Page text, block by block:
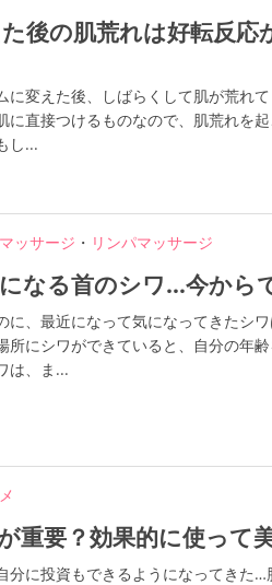
後の肌荒れは好転反応
に変えた後、しばらくして肌が荒れ
に直接つけるものなので、肌荒れを
し...
ッサージ ・ リンパマッサージ
なる首のシワ…今から
に、最近になって気になってきたシ
所にシワができていると、自分の年
は、ま...
重要？効果的に使って
分に投資もできるようになってきた